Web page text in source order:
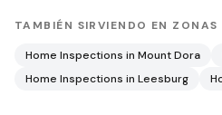
TAMBIÉN SIRVIENDO EN ZONAS
Home Inspections in Mount Dora
Home Inspections in Leesburg